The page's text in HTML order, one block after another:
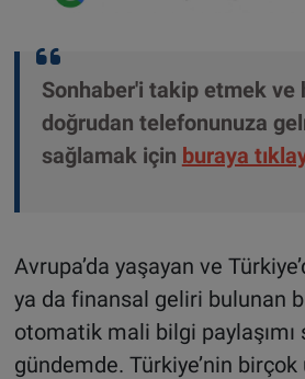
Sonhaber'i takip etmek ve
doğrudan telefonunuza
sağlamak için buraya
Avrupa’da yaşayan ve
ya da finansal geliri bulunan
otomatik mali bilgi
gündemde. Türkiye’nin